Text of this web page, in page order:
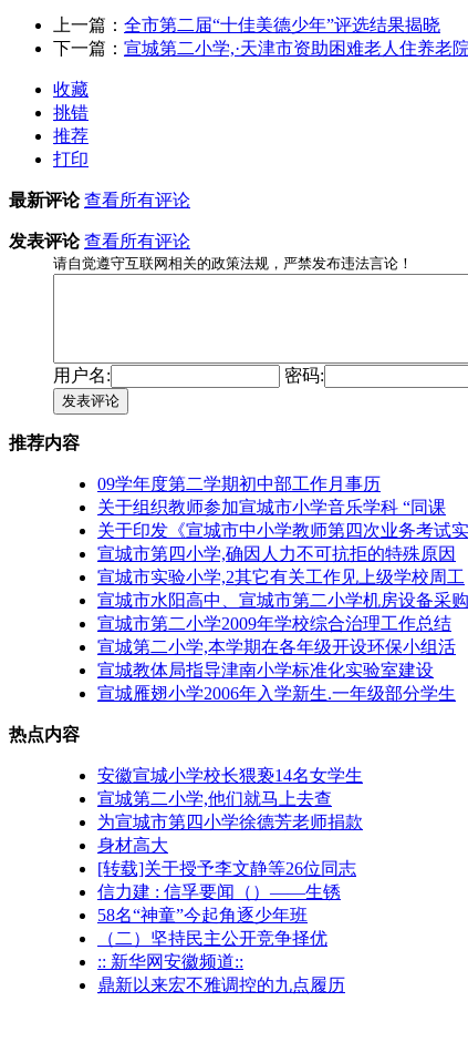
上一篇： 全市第二届“十佳美德少年”评选结果揭晓
下一篇： 宣城第二小学,·天津市资助困难老人住养老
收藏
挑错
推荐
打印
最新评论 查看所有评论
发表评论 查看所有评论
请自觉遵守互联网相关的政策法规，严禁发布违法言论！
用户名: 密码:
发表评论
推荐内容
09学年度第二学期初中部工作月事历
关于组织教师参加宣城市小学音乐学科 “同课
关于印发《宣城市中小学教师第四次业务考试实
宣城市第四小学,确因人力不可抗拒的特殊原因
宣城市实验小学,2其它有关工作见上级学校周工
宣城市水阳高中、宣城市第二小学机房设备采购
宣城市第二小学2009年学校综合治理工作总结
宣城第二小学,本学期在各年级开设环保小组活
宣城教体局指导津南小学标准化实验室建设
宣城雁翅小学2006年入学新生.一年级部分学生
热点内容
安徽宣城小学校长猥亵14名女学生
宣城第二小学,他们就马上去查
为宣城市第四小学徐德芳老师捐款
身材高大
[转载]关于授予李文静等26位同志
信力建 : 信孚要闻（）——生锈
58名“神童”今起角逐少年班
（二）坚持民主公开竞争择优
:: 新华网安徽频道::
鼎新以来宏不雅调控的九点履历